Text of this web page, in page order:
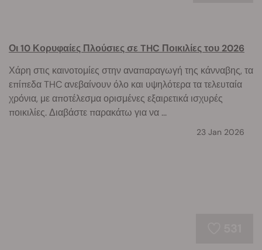
Οι 10 Κορυφαίες Πλούσιες σε THC Ποικιλίες του 2026
Χάρη στις καινοτομίες στην αναπαραγωγή της κάνναβης, τα
επίπεδα THC ανεβαίνουν όλο και υψηλότερα τα τελευταία
χρόνια, με αποτέλεσμα ορισμένες εξαιρετικά ισχυρές
ποικιλίες. Διαβάστε παρακάτω για να ...
23 Jan 2026